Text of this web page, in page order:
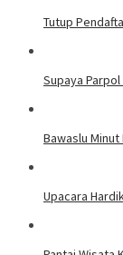
Tutup
Supaya
Bawaslu
Upacara